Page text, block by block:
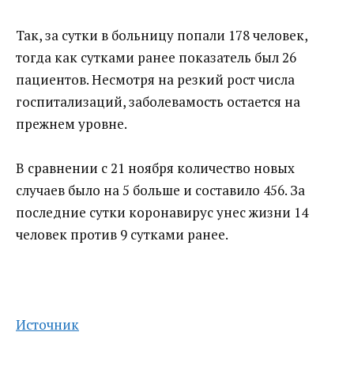
Так, за сутки в больницу попали 178 человек,
тогда как сутками ранее показатель был 26
пациентов. Несмотря на резкий рост числа
госпитализаций, заболевамость остается на
прежнем уровне.
В сравнении с 21 ноября количество новых
случаев было на 5 больше и составило 456. За
последние сутки коронавирус унес жизни 14
человек против 9 сутками ранее.
Источник